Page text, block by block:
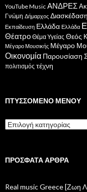
YouTube Music ΑΝΔΡΕΣ
Γνώμη Δήμαρχος Διασκέδαση
Εκπαίδευση Ελλάδα Ελλάδα
Θέατρο Θέμα Υγείας Θεός
Μέγαρο Μουσικής Μέγαρο
Οικονομία Παρουσίαση
πολιτισμός τέχνη
ΠΤΥΣΣΌΜΕΝΟ ΜΕΝΟΎ
Πτυσσόμενο
μενού
ΠΡΌΣΦΑΤΑ ΆΡΘΡΑ
Real music Greece [Ζωη